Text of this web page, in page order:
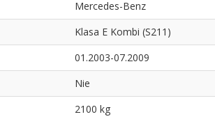
Mercedes-Benz
Klasa E Kombi (S211)
01.2003-07.2009
Nie
2100 kg